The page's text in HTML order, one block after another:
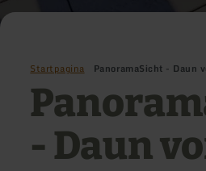
Startpagina PanoramaSicht - Daun
- Daun